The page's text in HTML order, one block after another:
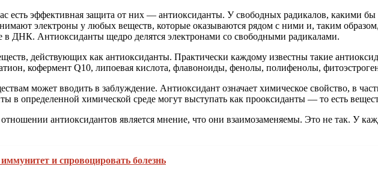
есть эффективная защита от них — антиоксиданты. У свободных радикалов, какими
электроны у любых веществ, которые оказываются рядом с ними и, таким
в ДНК. Антиоксиданты щедро делятся электронами со свободными радикалами.
действующих как антиоксиданты. Практически каждому известны такие
кофермент Q10, липоевая кислота, флавоноиды, фенолы, полифенолы,
может вводить в заблуждение. Антиоксидант означает химическое свойство, в
в определенной химической среде могут выступать как прооксиданты — то есть
антиоксидантов является мнение, что они взаимозаменяемы. Это не так. У
и спровоцировать болезнь